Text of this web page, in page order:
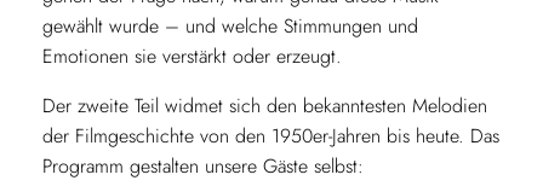
gewählt wurde – und welche Stimmungen und
Emotionen sie verstärkt oder erzeugt.
Der zweite Teil widmet sich den bekanntesten Melodien
der Filmgeschichte von den 1950er-Jahren bis heute. Das
Programm gestalten unsere Gäste selbst: